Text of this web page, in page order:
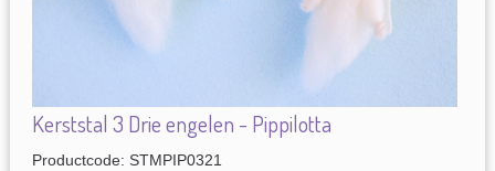
Kerststal 3 Drie engelen - Pippilotta
Productcode: STMPIP0321